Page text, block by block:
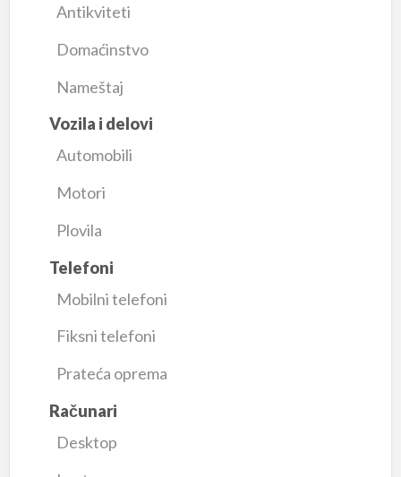
Antikviteti
Domaćinstvo
Nameštaj
Vozila i delovi
Automobili
Motori
Plovila
Telefoni
Mobilni telefoni
Fiksni telefoni
Prateća oprema
Računari
Desktop